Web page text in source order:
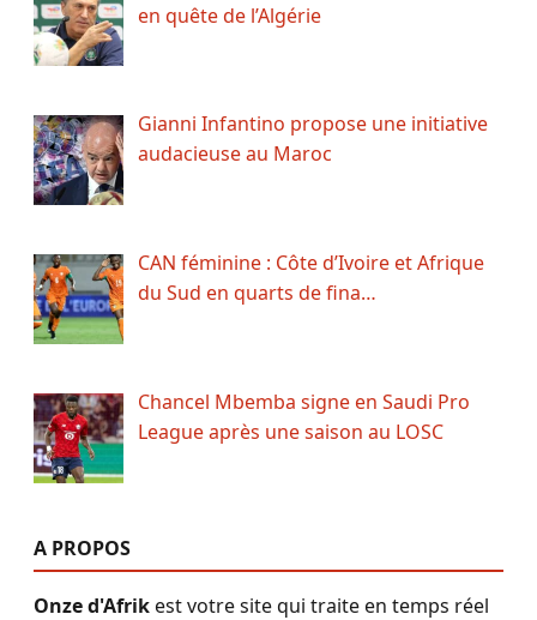
en quête de l’Algérie
Gianni Infantino propose une initiative
audacieuse au Maroc
CAN féminine : Côte d’Ivoire et Afrique
du Sud en quarts de fina…
Chancel Mbemba signe en Saudi Pro
League après une saison au LOSC
A PROPOS
Onze d'Afrikest votre site qui traite en temps réel